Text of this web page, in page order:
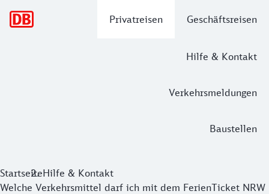
Privatreisen Geschäftsreisen
Hilfe & Kontakt
Verkehrsmeldungen
Baustellen
StartseiteHilfe & Kontakt
Welche Verkehrsmittel darf ich mit dem FerienTicket NRW